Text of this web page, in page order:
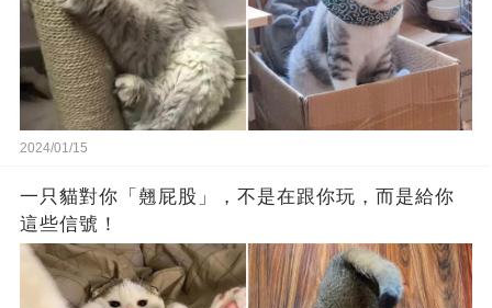
2024/01/15
一只貓對你「翹屁股」，不是在跟你玩，而是給你
這些信號！